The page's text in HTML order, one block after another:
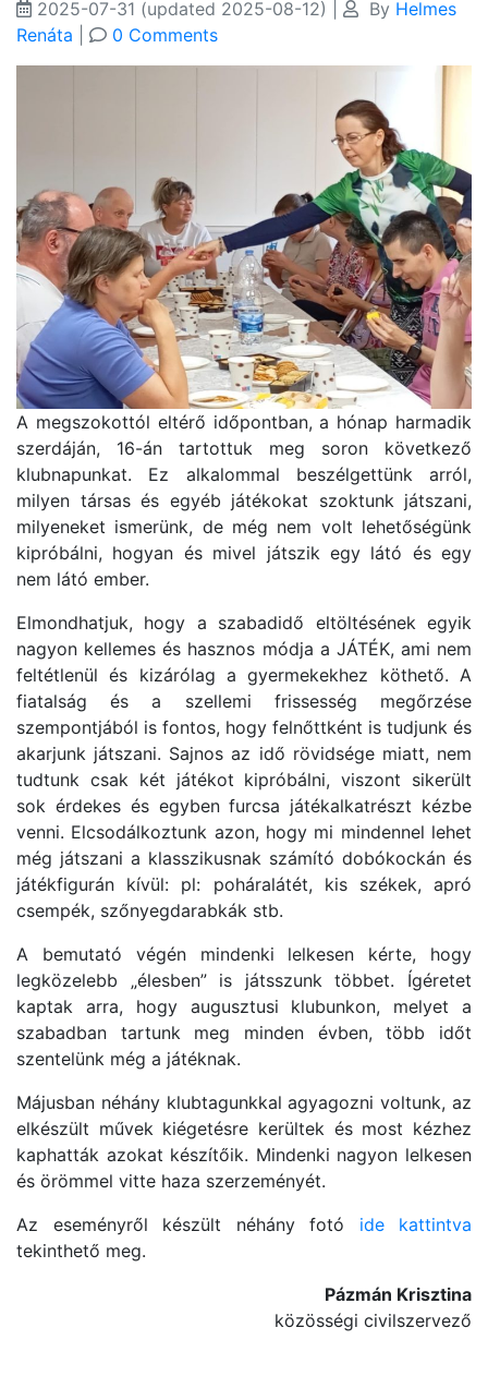
2025-07-31 (updated 2025-08-12) By Helmes
Renáta
0 Comments
A megszokottól eltérő időpontban, a hónap harmadik
szerdáján, 16-án tartottuk meg soron következő
klubnapunkat. Ez alkalommal beszélgettünk arról,
milyen társas és egyéb játékokat szoktunk játszani,
milyeneket ismerünk, de még nem volt lehetőségünk
kipróbálni, hogyan és mivel játszik egy látó és egy
nem látó ember.
Elmondhatjuk, hogy a szabadidő eltöltésének egyik
nagyon kellemes és hasznos módja a JÁTÉK, ami nem
feltétlenül és kizárólag a gyermekekhez köthető. A
fiatalság és a szellemi frissesség megőrzése
szempontjából is fontos, hogy felnőttként is tudjunk és
akarjunk játszani. Sajnos az idő rövidsége miatt, nem
tudtunk csak két játékot kipróbálni, viszont sikerült
sok érdekes és egyben furcsa játékalkatrészt kézbe
venni. Elcsodálkoztunk azon, hogy mi mindennel lehet
még játszani a klasszikusnak számító dobókockán és
játékfigurán kívül: pl: poháralátét, kis székek, apró
csempék, szőnyegdarabkák stb.
A bemutató végén mindenki lelkesen kérte, hogy
legközelebb „élesben” is játsszunk többet. Ígéretet
kaptak arra, hogy augusztusi klubunkon, melyet a
szabadban tartunk meg minden évben, több időt
szentelünk még a játéknak.
Májusban néhány klubtagunkkal agyagozni voltunk, az
elkészült művek kiégetésre kerültek és most kézhez
kaphatták azokat készítőik. Mindenki nagyon lelkesen
és örömmel vitte haza szerzeményét.
Az eseményről készült néhány fotó ide kattintva
tekinthető meg.
Pázmán Krisztina
közösségi civilszervező